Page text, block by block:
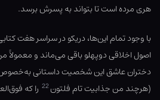
هری مرده است تا بتواند به پسرش برسد.
با وجود تمام این‌ها، دریکو در سراسر هفت
اصول اخلاقی دوپهلو باقی می‌ماند و معمولاً من
دختران عاشق این شخصیت داستانی
(هرچند من جذابیت تام فلتون 22
را که